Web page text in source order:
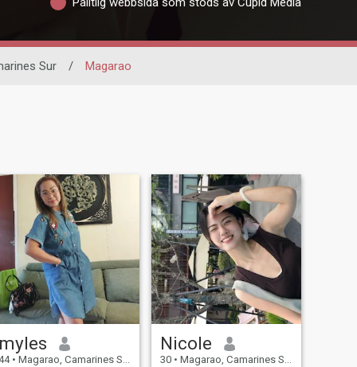
Sur / Magarao
• Magarao, Camarines Sur, Filippinerna
Nicole
30 • Magarao, Camarines Sur, Filippinerna